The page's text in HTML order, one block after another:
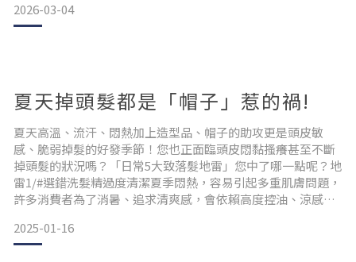
的秀髮恢復健康光澤。
為什麼需要黑科技滋養護髮素？真正的滋養修復許多人的護髮
2026-03-04
夏天掉頭髮都是「帽子」惹的禍!
夏天高溫、流汗、悶熱加上造型品、帽子的助攻更是頭皮敏
感、脆弱掉髮的好發季節！您也正面臨頭皮悶黏搔癢甚至不斷
掉頭髮的狀況嗎？「日常5大致落髮地雷」您中了哪一點呢？地
雷1/#選錯洗髮精過度清潔夏季悶熱，容易引起多重肌膚問題，
許多消費者為了消暑、追求清爽感，會依賴高度控油、涼感的
髮機率。地雷2/#室內外溫差大加劇頭皮敏感當頭皮的溫度忽冷
忽熱時，便會提升頭皮的出油量，不僅敏感情況會加劇，更可
2025-01-16